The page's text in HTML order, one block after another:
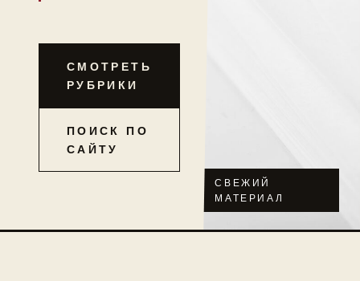
СМОТРЕТЬ
РУБРИКИ
ПОИСК ПО
САЙТУ
СВЕЖИЙ
МАТЕРИАЛ